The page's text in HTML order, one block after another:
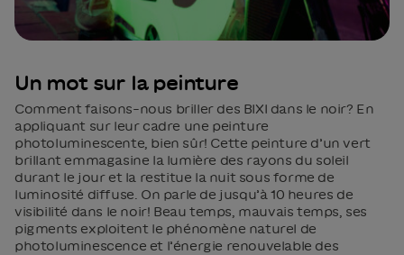
Un mot sur la peinture
Comment faisons-nous briller des BIXI dans le noir? En
appliquant sur leur cadre une peinture
photoluminescente, bien sûr! Cette peinture d’un vert
brillant emmagasine la lumière des rayons du soleil
durant le jour et la restitue la nuit sous forme de
luminosité diffuse. On parle de jusqu’à 10 heures de
visibilité dans le noir! Beau temps, mauvais temps, ses
pigments exploitent le phénomène naturel de
photoluminescence et l’énergie renouvelable des